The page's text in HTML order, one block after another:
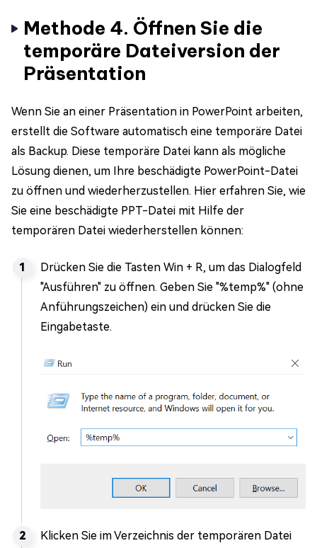
Methode 4. Öffnen Sie die
temporäre Dateiversion der
Präsentation
Wenn Sie an einer Präsentation in PowerPoint arbeiten,
erstellt die Software automatisch eine temporäre Datei
als Backup. Diese temporäre Datei kann als mögliche
Lösung dienen, um Ihre beschädigte PowerPoint-Datei
zu öffnen und wiederherzustellen. Hier erfahren Sie, wie
Sie eine beschädigte PPT-Datei mit Hilfe der
temporären Datei wiederherstellen können:
Drücken Sie die Tasten Win + R, um das Dialogfeld
"Ausführen" zu öffnen. Geben Sie "%temp%" (ohne
Anführungszeichen) ein und drücken Sie die
Eingabetaste.
Klicken Sie im Verzeichnis der temporären Datei